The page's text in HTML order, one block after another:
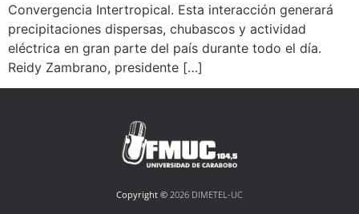
Convergencia Intertropical. Esta interacción generará
precipitaciones dispersas, chubascos y actividad
eléctrica en gran parte del país durante todo el día.
Reidy Zambrano, presidente […]
Copyright © 2026 DIMETEL-UC